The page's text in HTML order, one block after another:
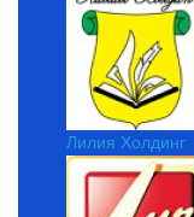
Лилия Холдинг